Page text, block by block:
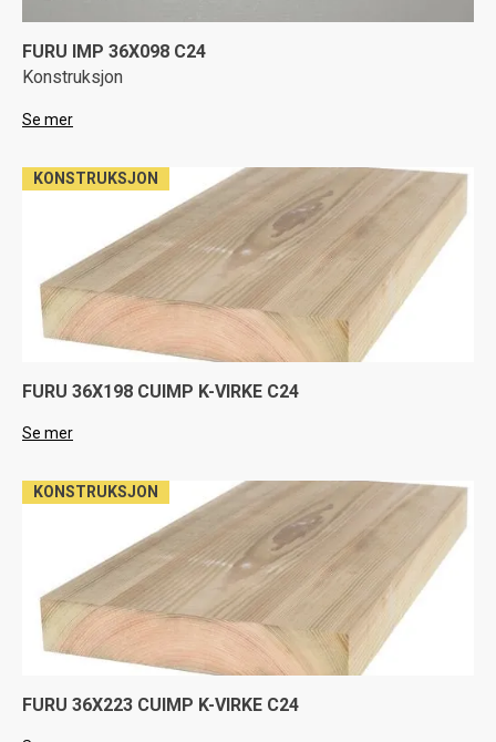
FURU IMP 36X098 C24
Konstruksjon
Se mer
KONSTRUKSJON
FURU 36X198 CUIMP K-VIRKE C24
Se mer
KONSTRUKSJON
FURU 36X223 CUIMP K-VIRKE C24